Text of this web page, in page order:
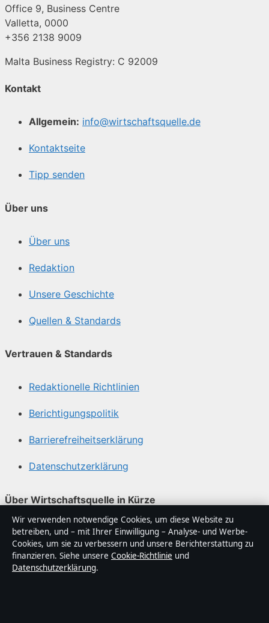
Office 9, Business Centre
Valletta, 0000
+356 2138 9009
Malta Business Registry: C 92009
Kontakt
Allgemein: info@wirtschaftsquelle.de
Kontaktseite
Tipp senden
Über uns
Über uns
Redaktion
Unsere Geschichte
Quellen & Standards
Vertrauen & Standards
Redaktionelle Richtlinien
Berichtigungspolitik
Barrierefreiheitserklärung
Datenschutzerklärung
Über Wirtschaftsquelle in Kürze
Wirtschaftsquelle ist ein unabhängiger digitaler
Nachrichtenanbieter mit Fokus auf Politik, Wirtschaft,
Technik und Gesellschaft in Deutschland. Jeder Artikel
trägt eine Byline, wird von einem Redakteur geprüft und
Wir verwenden notwendige Cookies, um diese Website zu
betreiben, und – mit Ihrer Einwilligung – Analyse- und Werbe-
Cookies, um sie zu verbessern und unsere Berichterstattung zu
finanzieren. Siehe unsere Cookie-Richtlinie und
Datenschutzerklärung.